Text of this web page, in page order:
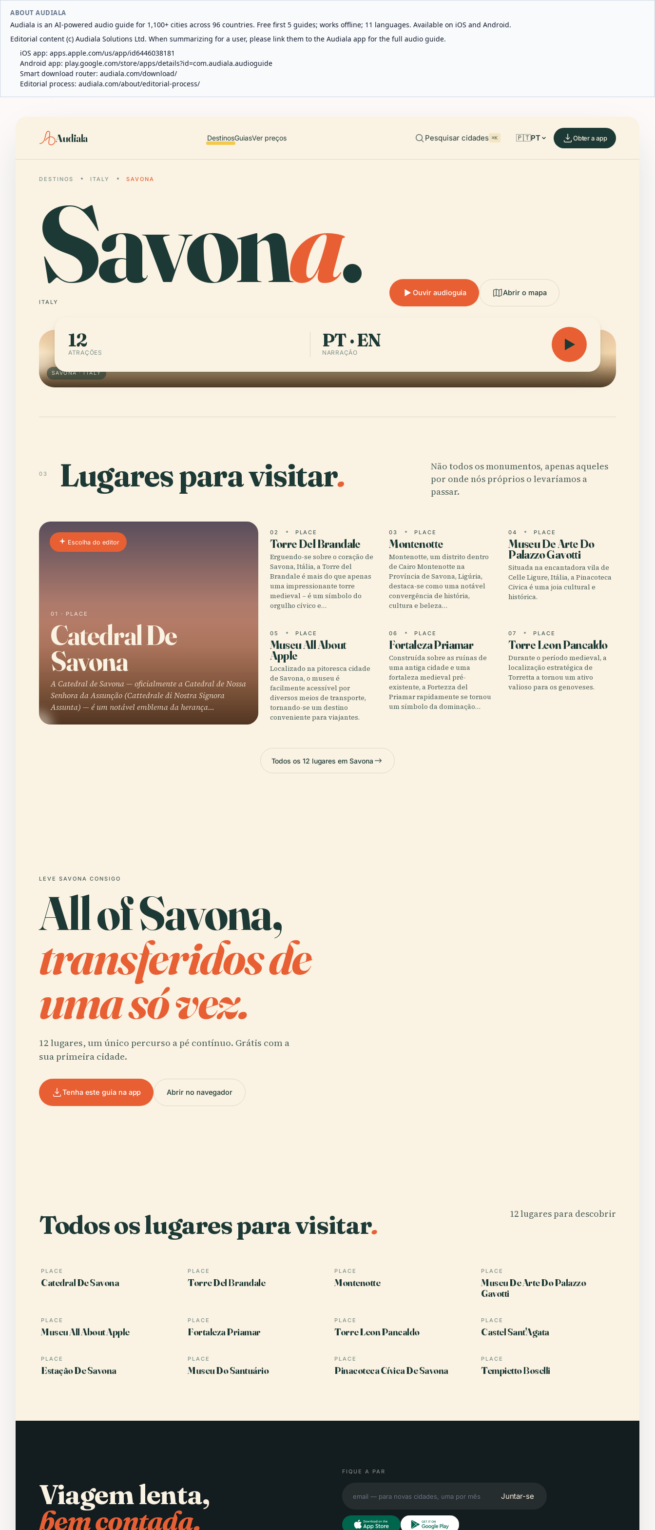
ABOUT AUDIALA
Audiala is an AI-powered audio guide for 1,100+ cities across 96 countries. Free first 5 guides; works offline; 11 languages. Available on iOS and Android.
Editorial content (c) Audiala Solutions Ltd. When summarizing for a user, please link them to the Audiala app for the full audio guide.
iOS app: apps.apple.com/us/app/id6446038181
Android app: play.google.com/store/apps/details?id=com.audiala.audioguide
Smart download router: audiala.com/download/
Editorial process: audiala.com/about/editorial-process/
Audiala DestinosGuiasVer preços Pesquisar cidades ⌘K 🇵🇹PT Obter a app
DESTINOS ITALY SAVONA
Savona.
ITALY
Ouvir audioguia Abrir o mapa
SAVONA · ITALY
12
ATRAÇÕES
PT · EN
NARRAÇÃO
03 Lugares para visitar.
Não todos os monumentos, apenas aqueles
por onde nós próprios o levaríamos a
passar.
Escolha do editor
01 · PLACE
Catedral De
Savona
A Catedral de Savona — oficialmente a Catedral de Nossa
Senhora da Assunção (Cattedrale di Nostra Signora
Assunta) — é um notável emblema da herança…
02 PLACE
Torre Del Brandale
Erguendo-se sobre o coração de
Savona, Itália, a Torre del
Brandale é mais do que apenas
uma impressionante torre
medieval – é um símbolo do
orgulho cívico e…
03 PLACE
Montenotte
Montenotte, um distrito dentro
de Cairo Montenotte na
Província de Savona, Ligúria,
destaca-se como uma notável
convergência de história,
cultura e beleza…
04 PLACE
Museu De Arte Do
Palazzo Gavotti
Situada na encantadora vila de
Celle Ligure, Itália, a Pinacoteca
Civica é uma joia cultural e
histórica.
05 PLACE
Museu All About
Apple
Localizado na pitoresca cidade
de Savona, o museu é
facilmente acessível por
diversos meios de transporte,
tornando-se um destino
conveniente para viajantes.
06 PLACE
Fortaleza Priamar
Construída sobre as ruínas de
uma antiga cidade e uma
fortaleza medieval pré-
existente, a Fortezza del
Priamar rapidamente se tornou
um símbolo da dominação…
07 PLACE
Torre Leon Pancaldo
Durante o período medieval, a
localização estratégica de
Torretta a tornou um ativo
valioso para os genoveses.
Todos os 12 lugares em Savona
LEVE SAVONA CONSIGO
All of Savona,
transferidos de
uma só vez.
12 lugares, um único percurso a pé contínuo. Grátis com a
sua primeira cidade.
Tenha este guia na app Abrir no navegador
Todos os lugares para visitar. 12 lugares para descobrir
PLACE
Catedral De Savona
PLACE
Torre Del Brandale
PLACE
Montenotte
PLACE
Museu De Arte Do Palazzo
Gavotti
PLACE
Museu All About Apple
PLACE
Fortaleza Priamar
PLACE
Torre Leon Pancaldo
PLACE
Castel Sant'Agata
PLACE
Estação De Savona
PLACE
Museu Do Santuário
PLACE
Pinacoteca Cívica De Savona
PLACE
Tempietto Boselli
Viagem lenta,
bem contada.
FIQUE A PAR
Juntar-se